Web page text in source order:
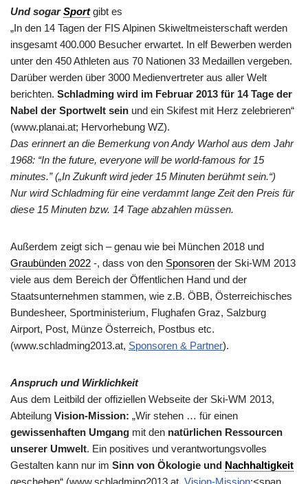
Und sogarSportgibt es
„In den 14 Tagen der FIS Alpinen Skiweltmeisterschaft werden
insgesamt 400.000 Besucher erwartet. In elf Bewerben werden
unter den 450 Athleten aus 70 Nationen 33 Medaillen vergeben.
Darüber werden über 3000 Medienvertreter aus aller Welt
berichten. Schladming wird im Februar 2013 für 14 Tage der
Nabel der Sportwelt sein und ein Skifest mit Herz zelebrieren“
(www.planai.at; Hervorhebung WZ).
Das erinnert an die Bemerkung von Andy Warhol aus dem Jahr
1968: “In the future, everyone will be world-famous for 15
minutes.” („In Zukunft wird jeder 15 Minuten berühmt sein.“)
Nur wird Schladming für eine verdammt lange Zeit den Preis für
diese 15 Minuten bzw. 14 Tage abzahlen müssen.
Außerdem zeigt sich – genau wie bei München 2018 und
Graubünden 2022 -, dass von den Sponsoren der Ski-WM 2013
viele aus dem Bereich der Öffentlichen Hand und der
Staatsunternehmen stammen, wie z.B. ÖBB, Österreichisches
Bundesheer, Sportministerium, Flughafen Graz, Salzburg
Airport, Post, Münze Österreich, Postbus etc.
(www.schladming2013.at, Sponsoren & Partner).
Anspruch und Wirklichkeit
Aus dem Leitbild der offiziellen Webseite der Ski-WM 2013,
Abteilung Vision-Mission: „Wir stehen … für einen
gewissenhaften Umgang mit den natürlichen Ressourcen
unserer Umwelt. Ein positives und verantwortungsvolles
Gestalten kann nur im Sinn von Ökologie und Nachhaltigkeit
geschehen“ (www.schladming2013.at, Vision-Mission;<span